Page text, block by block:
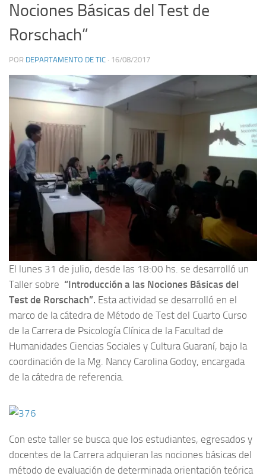
Nociones Básicas del Test de
Rorschach”
POR DEPARTAMENTO DE TIC · 16/08/2017
El lunes 31 de julio, desde las 18:00 hs. se desarrolló un
Taller sobre “Introducción a las Nociones Básicas del
Test de Rorschach”. Esta actividad se desarrolló en el
marco de la cátedra de Método de Test del Cuarto Curso
de la Carrera de Psicología Clínica de la Facultad de
Humanidades Ciencias Sociales y Cultura Guaraní, bajo la
coordinación de la Mg. Nancy Carolina Godoy, encargada
de la cátedra de referencia.
Con este taller se busca que los estudiantes, egresados y
docentes de la Carrera adquieran las nociones básicas del
método de evaluación de determinada orientación teórica